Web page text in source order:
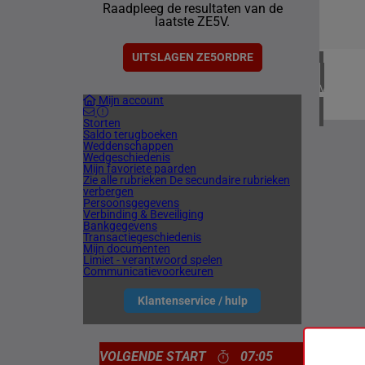
Raadpleeg de resultaten van de
laatste ZE5V.
UITSLAGEN ZE5ORDRE
Mijn account
Storten
Saldo terugboeken
Weddenschappen
Wedgeschiedenis
Mijn favoriete paarden
Zie alle rubrieken De secundaire rubrieken
verbergen
Persoonsgegevens
Verbinding & Beveiliging
Bankgegevens
Transactiegeschiedenis
Mijn documenten
Limiet - verantwoord spelen
Communicatievoorkeuren
Klantenservice / hulp
1
4
VOLGENDE START 07:05